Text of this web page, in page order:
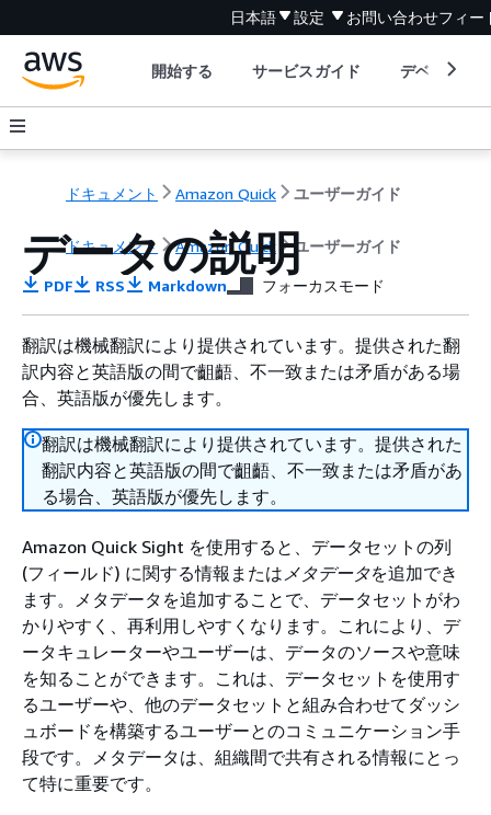
日本語 設定 お問い合わせフィー
開始する サービスガイド デベロッパ
ドキュメント Amazon Quick ユーザーガイド
ドキュメント Amazon Quick ユーザーガイド
データの説明
PDF RSS Markdown フォーカスモード
翻訳は機械翻訳により提供されています。提供された翻
訳内容と英語版の間で齟齬、不一致または矛盾がある場
合、英語版が優先します。
翻訳は機械翻訳により提供されています。提供された
翻訳内容と英語版の間で齟齬、不一致または矛盾があ
る場合、英語版が優先します。
Amazon Quick Sight を使用すると、データセットの列
(フィールド) に関する情報またはメタデータを追加でき
ます。メタデータを追加することで、データセットがわ
かりやすく、再利用しやすくなります。これにより、デ
ータキュレーターやユーザーは、データのソースや意味
を知ることができます。これは、データセットを使用す
るユーザーや、他のデータセットと組み合わせてダッシ
ュボードを構築するユーザーとのコミュニケーション手
段です。メタデータは、組織間で共有される情報にとっ
て特に重要です。